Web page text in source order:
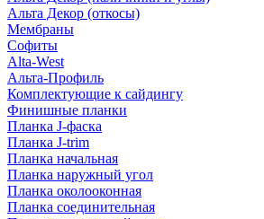
Альта Декор (откосы)
Мембраны
Софиты
Alta-West
Альта-Профиль
Комплектующие к сайдингу
Финишные планки
Планка J-фаска
Планка J-trim
Планка начальная
Планка наружный угол
Планка околооконная
Планка соединительная